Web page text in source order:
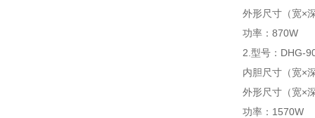
外形尺寸（宽×
功率：870W
2.型号：DHG-
内胆尺寸（宽×
外形尺寸（宽×
功率：1570W